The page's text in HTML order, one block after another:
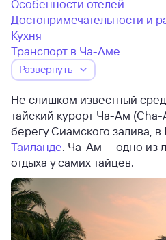
Особенности отелей
Достопримечательности и
Кухня
Транспорт в Ча-Аме
Развернуть
Не слишком известный
тайский курорт Ча-Ам (Cha-
берегу Сиамского залива, в
Таиланде. Ча-Ам — одно из
отдыха у самих тайцев.